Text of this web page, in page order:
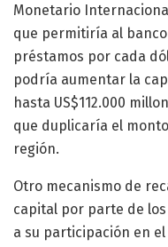
Monetario
que permitiría al
préstamos por cada
podría aumentar la
hasta US$112.000
que duplicaría el
región.
Otro mecanismo de
capital por parte de
a su participación en